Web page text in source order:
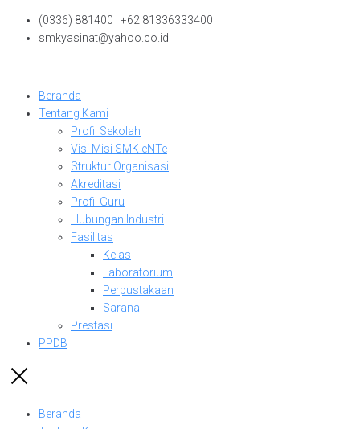
Skip
(0336) 881400 | +62 81336333400
smkyasinat@yahoo.co.id
Beranda
Tentang Kami
Profil Sekolah
Visi Misi SMK eNTe
Struktur Organisasi
Akreditasi
Profil Guru
Hubungan Industri
Fasilitas
Kelas
Laboratorium
Perpustakaan
Sarana
Prestasi
PPDB
Beranda